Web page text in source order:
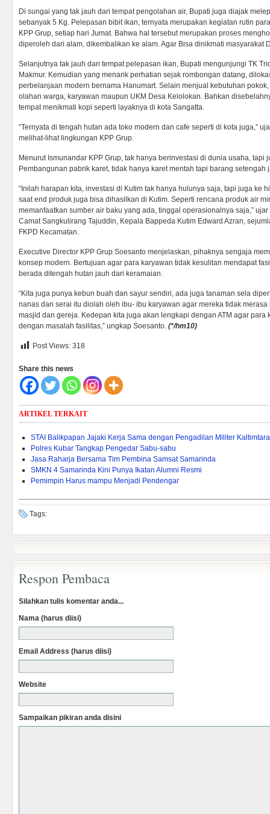
Di sungai yang tak jauh dari tempat pengolahan air, Bupati juga diajak
sebanyak 5 Kg. Pelepasan bibit ikan, ternyata merupakan kegiatan rutin
KPP Grup, setiap hari Jumat. Bahwa hal tersebut merupakan proses
diperoleh dari alam, dikembalikan ke alam. Agar Bisa dinikmati masyarakat
Selanjutnya tak jauh dari tempat pelepasan ikan, Bupati mengunjungi TK
Makmur. Kemudian yang menarik perhatian sejak rombongan datang,
perbelanjaan modern bernama Hanumart. Selain menjual kebutuhan
olahan warga, karyawan maupun UKM Desa Kelolokan. Bahkan
tempat menikmati kopi seperti layaknya di kota Sangatta.
“Ternyata di tengah hutan ada toko modern dan cafe seperti di kota juga,”
melihat-lihat lingkungan KPP Grup.
Menurut Ismunandar KPP Grup, tak hanya berinvestasi di dunia usaha, tapi
Pembangunan pabrik karet, tidak hanya karet mentah tapi barang setengah
“Inilah harapan kita, investasi di Kutim tak hanya hulunya saja, tapi juga ke
saat end produk juga bisa dihasilkan di Kutim. Seperti rencana produk air
memanfaatkan sumber air baku yang ada, tinggal operasionalnya saja,”
Camat Sangkulirang Tajuddin, Kepala Bappeda Kutim Edward Azran,
FKPD Kecamatan.
Executive Director KPP Grup Soesanto menjelaskan, pihaknya sengaja
konsep modern. Bertujuan agar para karyawan tidak kesulitan mendapat
berada ditengah hutan jauh dari keramaian.
“Kita juga punya kebun buah dan sayur sendiri, ada juga tanaman sela
nanas dan serai itu diolah oleh ibu- ibu karyawan agar mereka tidak merasa
masjid dan gereja. Kedepan kita juga akan lengkapi dengan ATM agar para
dengan masalah fasilitas,” ungkap Soesanto. (*/hm10)
Post Views: 318
Share this news
ARTIKEL TERKAIT
STAI Balikpapan Jajaki Kerja Sama dengan Pengadilan Militer Kaltimtara
Polres Kubar Tangkap Pengedar Sabu-sabu
Jasa Raharja Bersama Tim Pembina Samsat Samarinda
SMKN 4 Samarinda Kini Punya Ikatan Alumni Resmi
Pemimpin Harus mampu Menjadi Pendengar
Tags:
Respon Pembaca
Silahkan tulis komentar anda...
Nama (harus diisi)
Email Address (harus diisi)
Website
Sampaikan pikiran anda disini